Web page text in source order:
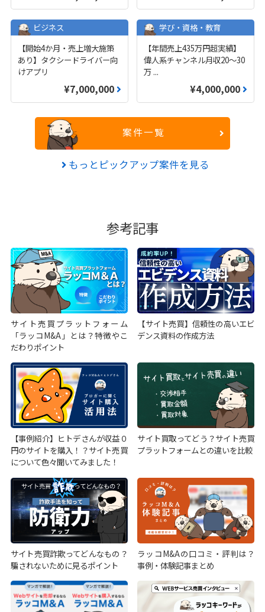
ビジネス
【開始4か月・売上増大施策
あり】タクシードライバー向
けアプリ
¥7,000,000
学び・資格・教育
【年間売上435万円超実績】
偉人系チャンネル月収20～30
万 ...
¥4,000,000
案件一覧
もっとピックアップ案件を見る
参考記事
サイト売買プラットフォーム
「ラッコM&A」とは？特徴やこ
だわりポイント
【サイト売買】信頼性の高いエビ
デンス資料の作成方法
【事例紹介】ヒトデさんが収益０
円のサイトを購入！？サイト売買
について色々聞いてみました！
サイト買取ってどう？サイト売買
プラットフォームとの違いを比較
サイト売買詐欺ってどんなもの？
騙されないために見るポイント
ラッコM&Aの口コミ・評判は？
事例・体験記事まとめ